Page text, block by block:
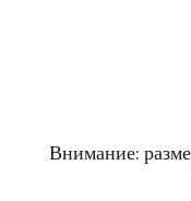
Внимание: